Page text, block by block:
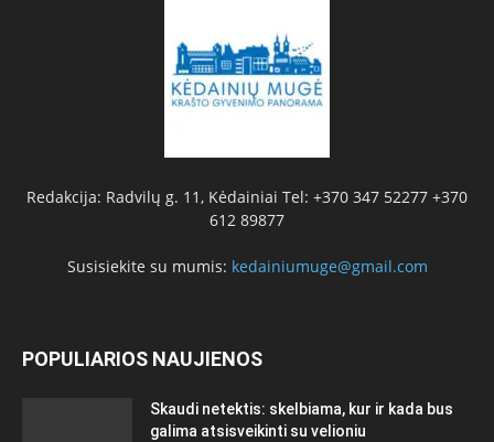
Redakcija: Radvilų g. 11, Kėdainiai Tel: +370 347 52277 +370
612 89877
Susisiekite su mumis: kedainiumuge@gmail.com
POPULIARIOS NAUJIENOS
Skaudi netektis: skelbiama, kur ir kada bus
galima atsisveikinti su velioniu